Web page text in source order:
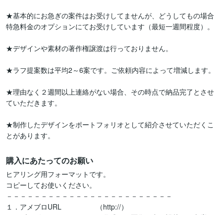
★基本的にお急ぎの案件はお受けしてませんが、どうしてもの場合
特急料金のオプションにてお受けしています（最短一週間程度）。
★デザインや素材の著作権譲渡は行っておりません。
★ラフ提案数は平均2～6案です。ご依頼内容によって増減します。
★理由なく２週間以上連絡がない場合、その時点で納品完了とさせ
ていただきます。
★制作したデザインをポートフォリオとして紹介させていただくこ
とがあります。
購入にあたってのお願い
ヒアリング用フォーマットです。
コピーしてお使いください。
－－－－－－－－－－－－－－－－－－－－－－－－
１．アメブロURL　　　　　（http://）